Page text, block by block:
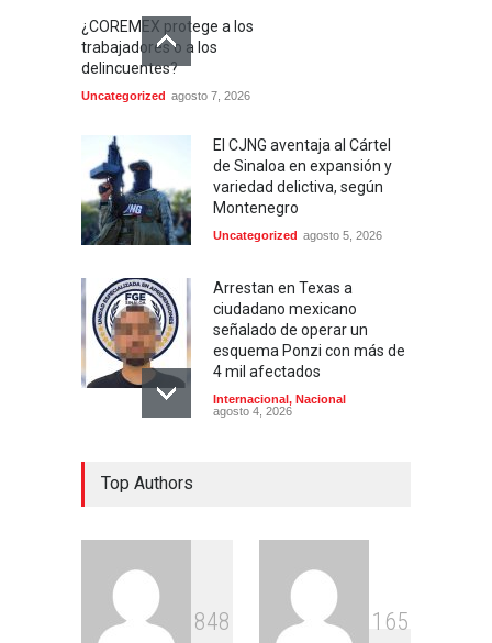
¿COREMEX protege a los
trabajadores o a los
delincuentes?
Uncategorized agosto 7, 2026
El CJNG aventaja al Cártel
de Sinaloa en expansión y
variedad delictiva, según
Montenegro
Uncategorized agosto 5, 2026
Arrestan en Texas a
ciudadano mexicano
señalado de operar un
esquema Ponzi con más de
4 mil afectados
Internacional, Nacional
agosto 4, 2026
lugar y horario de la
Justicia
Nacional
agosto 3, 2026
Top Authors
848 1 65